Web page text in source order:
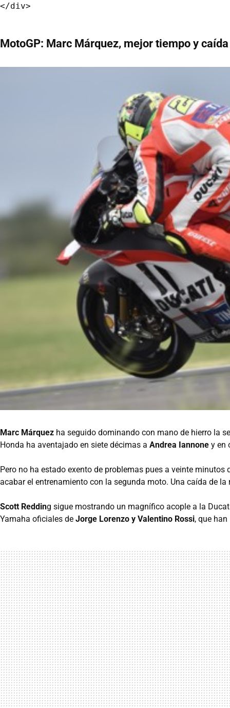
MotoGP: Marc Márquez, mejor tiempo y caída
Marc Márquez ha seguido dominando con mano de hierro la
Honda ha aventajado en siete décimas a Andrea Iannone y en
Pero no ha estado exento de problemas pues a veinte minutos
acabar el entrenamiento con la segunda moto. Una caída de
Scott Redding sigue mostrando un magnífico acople a la
Yamaha oficiales de Jorge Lorenzo y Valentino Rossi, que